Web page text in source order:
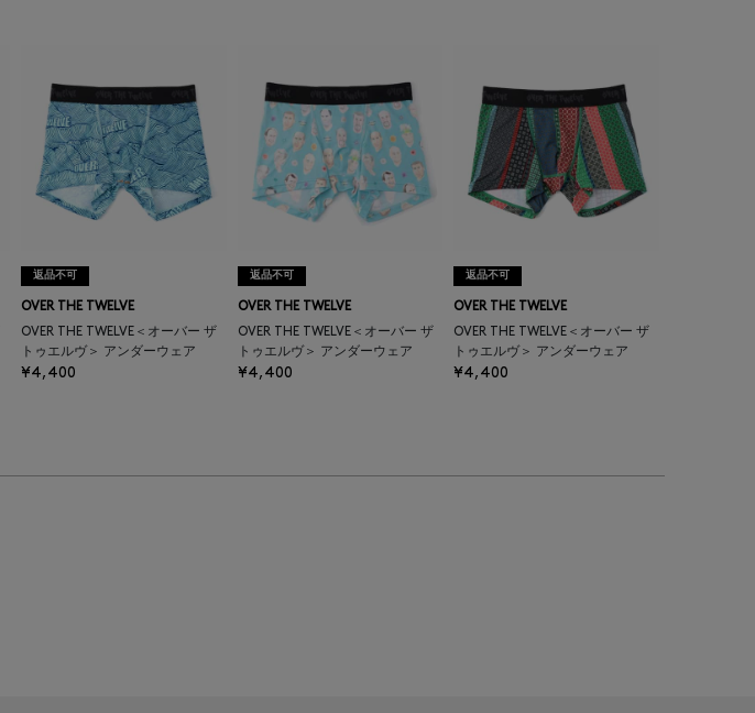
返品不可
OVER THE TWELVE
OVER THE TWELVE＜オーバー ザ
トゥエルヴ＞ アンダーウェア
¥4,400
返品不可
OVER THE TWELVE
OVER THE TWELVE＜オーバー ザ
トゥエルヴ＞ アンダーウェア
¥4,400
返品不可
OVER THE TWELVE
OVER THE TWELVE＜オーバー ザ
トゥエルヴ＞ アンダーウェア
¥4,400